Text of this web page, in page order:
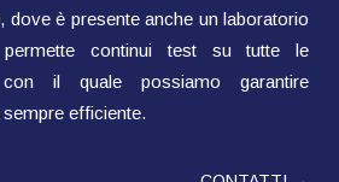
dove è presente anche un laboratorio
permette continui test su tutte le
con il quale possiamo garantire
efficiente.